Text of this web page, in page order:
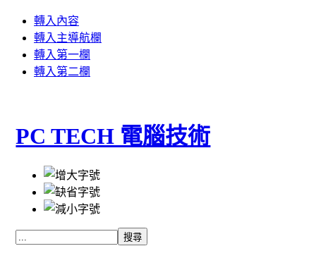
轉入內容
轉入主導航欄
轉入第一欄
轉入第二欄
PC TECH 電腦技術